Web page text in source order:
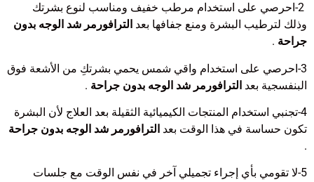
2-احرصي على استخدام مرطب خفيف ومناسب لنوع بشرتك
وذلك لترطيب البشرة ومنع جفافها بعد الترافورمر شد الوجه بدون
جراحة .
3-احرصي على استخدام واقي شمس يحمي بشرتكِ من الأشعة فوق
البنفسجية بعد الترافورمر شد الوجه بدون جراحة .
4-تجنبي استخدام المنتجات الكيميائية الثقيلة بعد العلاج لأن البشرة
تكون حساسة في هذا الوقت بعد الترافورمر شد الوجه بدون جراحة
.
5-لا تقومي بأي إجراء تجميلي آخر في نفس الوقت مع جلسات